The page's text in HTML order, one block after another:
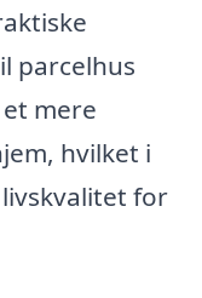
parcelhus
mere
hvilket i
for